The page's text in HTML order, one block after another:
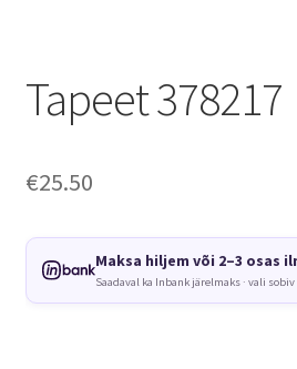
Tapeet 378217
€25.50
Maksa hiljem või 2–3 osas
Saadaval ka Inbank järelmaks · vali